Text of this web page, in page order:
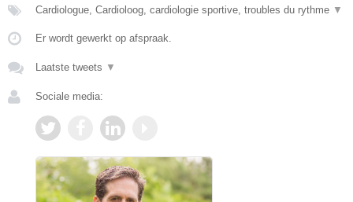
Cardiologue, Cardioloog, cardiologie sportive, troubles du rythme ▼
Er wordt gewerkt op afspraak.
Laatste tweets ▼
Sociale media: